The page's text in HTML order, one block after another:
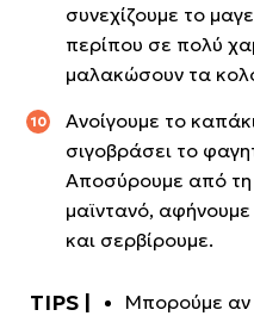
συνεχίζουμε το
περίπου σε πολύ
μαλακώσουν τα
Ανοίγουμε το
σιγοβράσει το
Αποσύρουμε από
μαϊντανό,
και σερβίρουμε.
Μπορούμε αν